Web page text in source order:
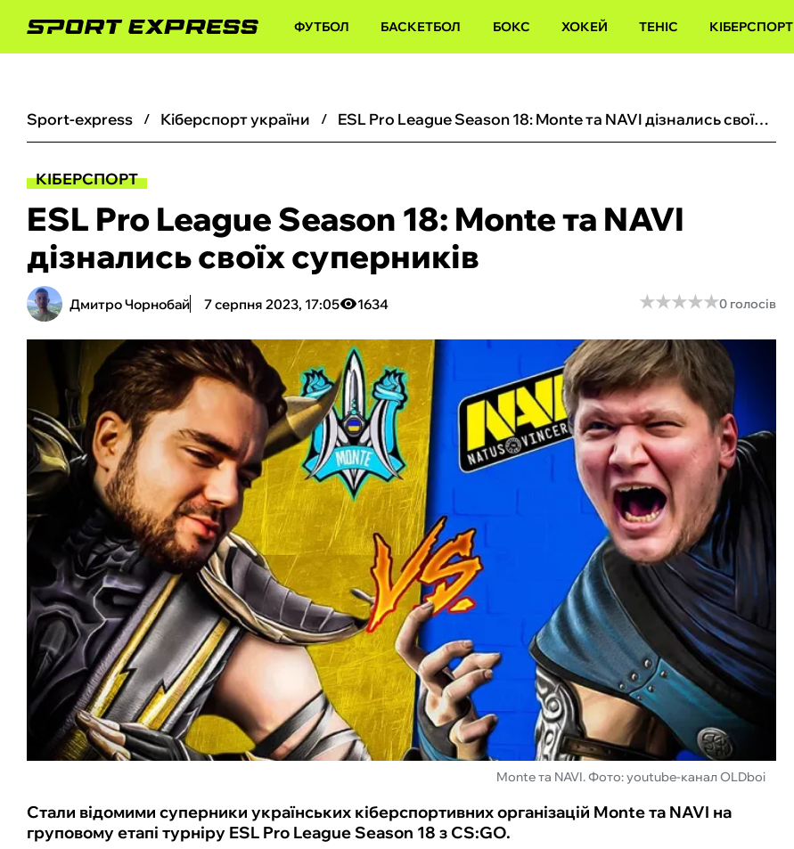
ФУТБОЛ БАСКЕТБОЛ БОКС ХОКЕЙ ТЕНІС КІБЕРСПОРТ
sport-express кіберспорт україни ESL Pro League Season 18: Monte та NAVI дізнались своїх суперників
КІБЕРСПОРТ
ESL Pro League Season 18: Monte та NAVI
дізнались своїх суперників
Дмитро Чорнобай 7 серпня 2023, 17:05 1634 ★★★★★
★★★★★0 голосів
Monte та NAVI. Фото: youtube-канал OLDboi
Стали відомими суперники українських кіберспортивних організацій Monte та NAVI на
груповому етапі турніру ESL Pro League Season 18 з CS:GO.